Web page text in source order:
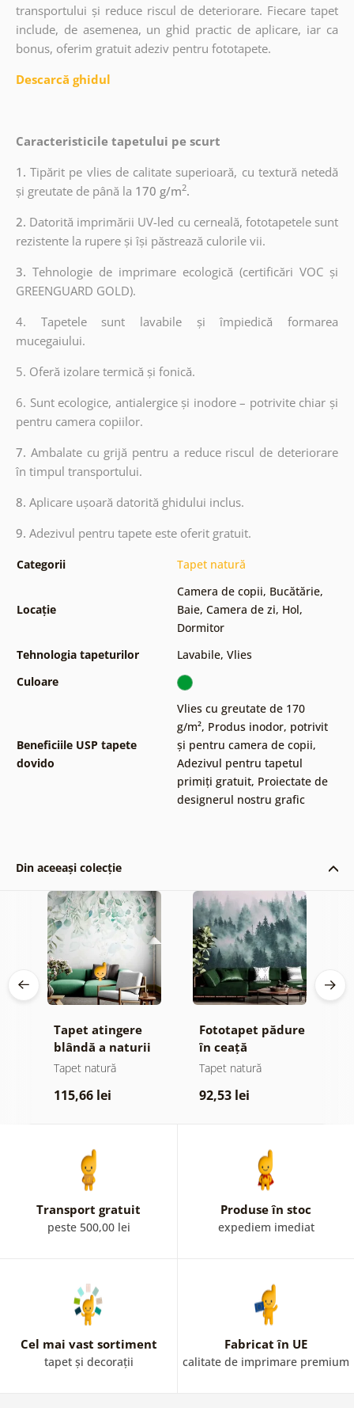
transportului și reduce riscul de deteriorare. Fiecare tapet
include, de asemenea, un ghid practic de aplicare, iar ca
bonus, oferim gratuit adeziv pentru fototapete.
Descarcă ghidul
Caracteristicile tapetului pe scurt
1.Tipărit pe vlies de calitate superioară, cu textură netedă
și greutate de până la 170 g/m2.
2. Datorită imprimării UV-led cu cerneală, fototapetele sunt
rezistente la rupere și își păstrează culorile vii.
3. Tehnologie de imprimare ecologică (certificări VOC și
GREENGUARD GOLD).
4. Tapetele sunt lavabile și împiedică formarea
mucegaiului.
5. Oferă izolare termică și fonică.
6. Sunt ecologice, antialergice și inodore – potrivite chiar și
pentru camera copiilor.
7. Ambalate cu grijă pentru a reduce riscul de deteriorare
în timpul transportului.
8. Aplicare ușoară datorită ghidului inclus.
9. Adezivul pentru tapete este oferit gratuit.
Categorii Tapet natură
Locație
Camera de copii, Bucătărie,
Baie, Camera de zi, Hol,
Dormitor
Tehnologia tapeturilor
Lavabile, Vlies
Culoare
Beneficiile USP tapete
dovido
Vlies cu greutate de 170
g/m², Produs inodor, potrivit
și pentru camera de copii,
Adezivul pentru tapetul
primiți gratuit, Proiectate de
designerul nostru grafic
Din aceeași colecție
Tapet atingere
blândă a naturii
Tapet natură
115,66 lei
Fototapet pădure
în ceață
Tapet natură
92,53 lei
Transport gratuit
peste 500,00 lei
Produse în stoc
expediem imediat
Cel mai vast sortiment
tapet și decorații
Fabricat în UE
calitate de imprimare premium